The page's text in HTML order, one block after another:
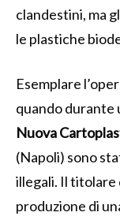
clandestini, ma
le plastiche
Esemplare
quando durante
Nuova
(Napoli) sono
illegali. Il titolare
produzione di